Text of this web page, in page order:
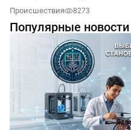
Происшествия 8273
Популярные новости